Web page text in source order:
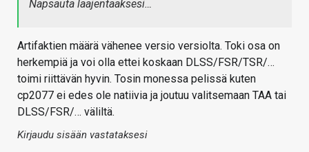
Napsauta laajentaaksesi…
Artifaktien määrä vähenee versio versiolta. Toki osa on
herkempiä ja voi olla ettei koskaan DLSS/FSR/TSR/…
toimi riittävän hyvin. Tosin monessa pelissä kuten
cp2077 ei edes ole natiivia ja joutuu valitsemaan TAA tai
DLSS/FSR/… väliltä.
Kirjaudu sisään vastataksesi